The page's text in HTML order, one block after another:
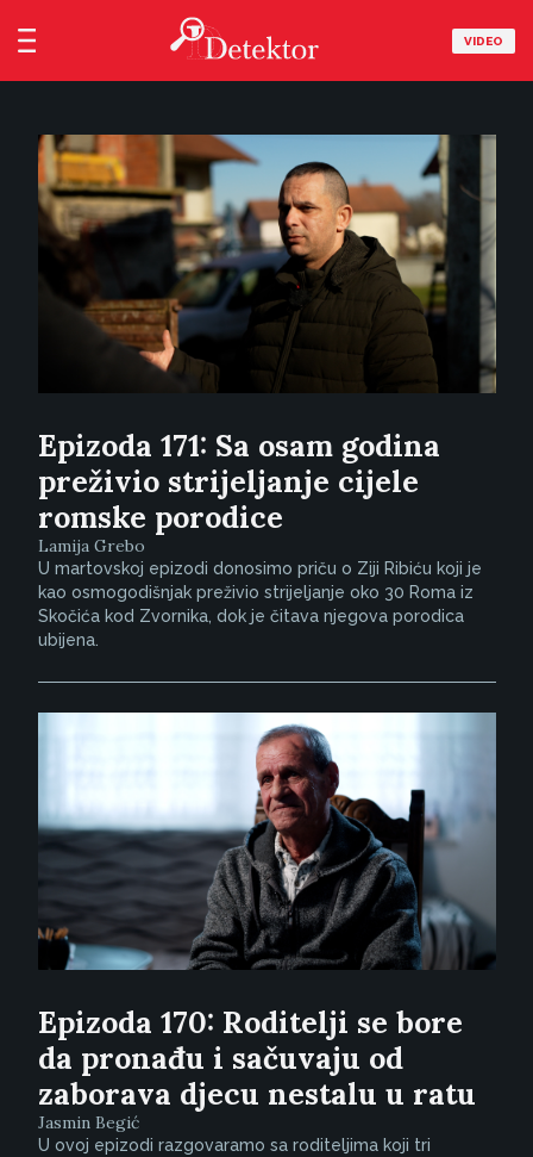
VIDEO
Epizoda 171: Sa osam godina
preživio strijeljanje cijele
romske porodice
Lamija Grebo
U martovskoj epizodi donosimo priču o Ziji Ribiću koji je
kao osmogodišnjak preživio strijeljanje oko 30 Roma iz
Skočića kod Zvornika, dok je čitava njegova porodica
ubijena.
Epizoda 170: Roditelji se bore
da pronađu i sačuvaju od
zaborava djecu nestalu u ratu
Jasmin Begić
U ovoj epizodi razgovaramo sa roditeljima koji tri